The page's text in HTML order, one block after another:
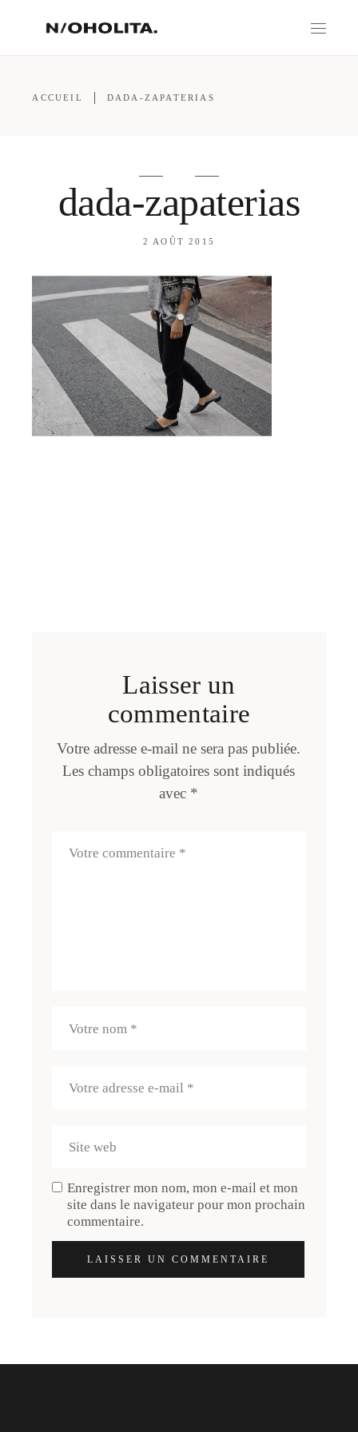
ACCUEIL DADA-ZAPATERIAS
dada-zapaterias
2 AOÛT 2015
Laisser un
commentaire
Votre adresse e-mail ne sera pas publiée.
Les champs obligatoires sont indiqués
avec *
Enregistrer mon nom, mon e-mail et mon
site dans le navigateur pour mon prochain
commentaire.
LAISSER UN COMMENTAIRE